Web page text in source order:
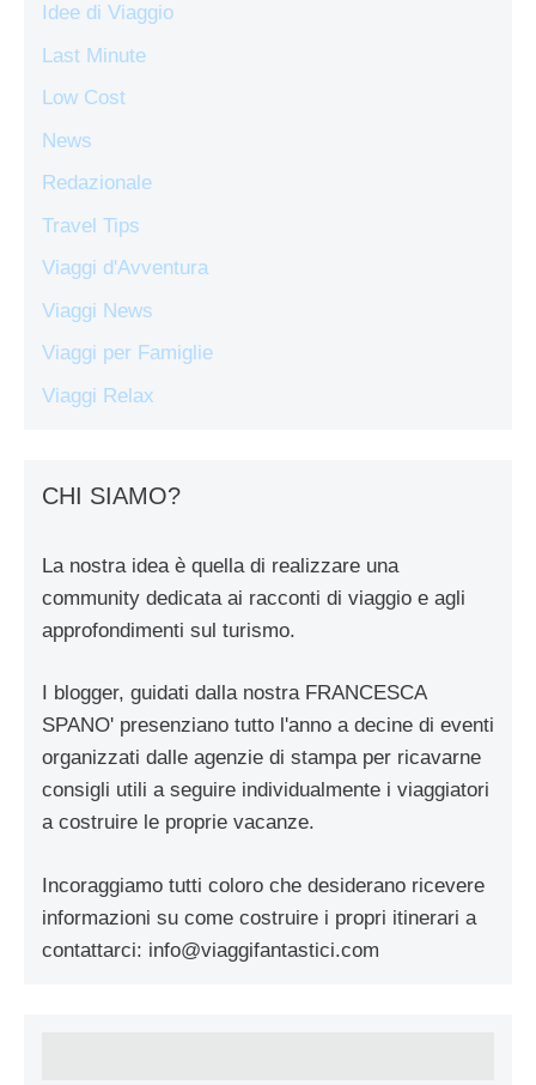
Idee di Viaggio
Last Minute
Low Cost
News
Redazionale
Travel Tips
Viaggi d'Avventura
Viaggi News
Viaggi per Famiglie
Viaggi Relax
CHI SIAMO?
La nostra idea è quella di realizzare una
community dedicata ai racconti di viaggio e agli
approfondimenti sul turismo.
I blogger, guidati dalla nostra FRANCESCA
SPANO' presenziano tutto l'anno a decine di eventi
organizzati dalle agenzie di stampa per ricavarne
consigli utili a seguire individualmente i viaggiatori
a costruire le proprie vacanze.
Incoraggiamo tutti coloro che desiderano ricevere
informazioni su come costruire i propri itinerari a
contattarci: info@viaggifantastici.com